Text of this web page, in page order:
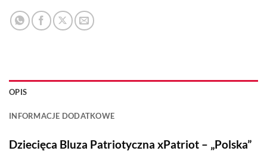
OPIS
INFORMACJE DODATKOWE
Dziecięca Bluza Patriotyczna xPatriot – „Polska”